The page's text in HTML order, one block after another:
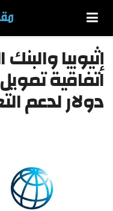
إثيوبيا
دولار لدعم